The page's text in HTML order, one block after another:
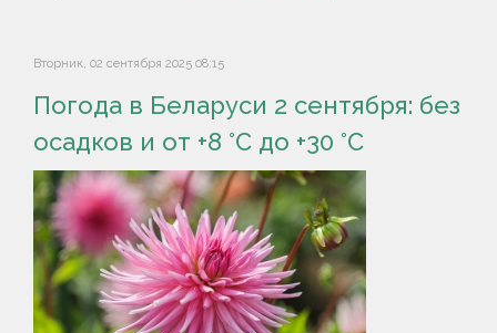
Вторник, 02 сентября 2025 08:15
Погода в Беларуси 2 сентября: без
осадков и от +8 °С до +30 °С